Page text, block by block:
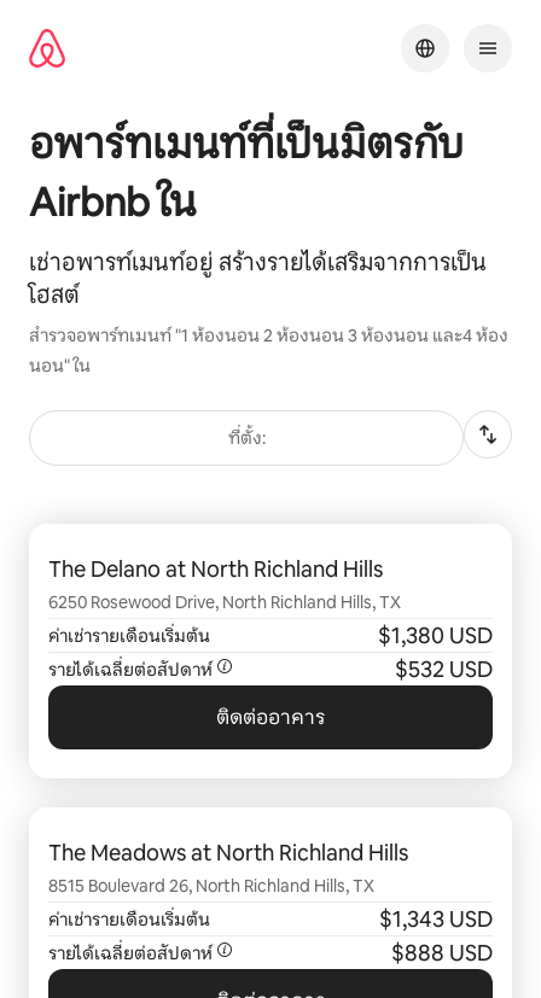
อพาร์ทเมนท์ที่เป็นมิตรกับ
Airbnb ใน
เช่าอพารท์เมนท์อยู่ สร้างรายได้เสริมจากการเป็น
โฮสต์
สำรวจอพาร์ทเมนท์ "1 ห้องนอน 2 ห้องนอน 3 ห้องนอน และ4 ห้อง
นอน" ใน
ที่ตั้ง:
The Delano at North Richland Hills
6250 Rosewood Drive, North Richland Hills, TX
ค่าเช่ารายเดือนเริ่มต้น
$1,380 USD
รายได้เฉลี่ยต่อสัปดาห์ $532 USD
ติดต่ออาคาร
The Meadows at North Richland Hills
8515 Boulevard 26, North Richland Hills, TX
ค่าเช่ารายเดือนเริ่มต้น
$1,343 USD
รายได้เฉลี่ยต่อสัปดาห์ $888 USD